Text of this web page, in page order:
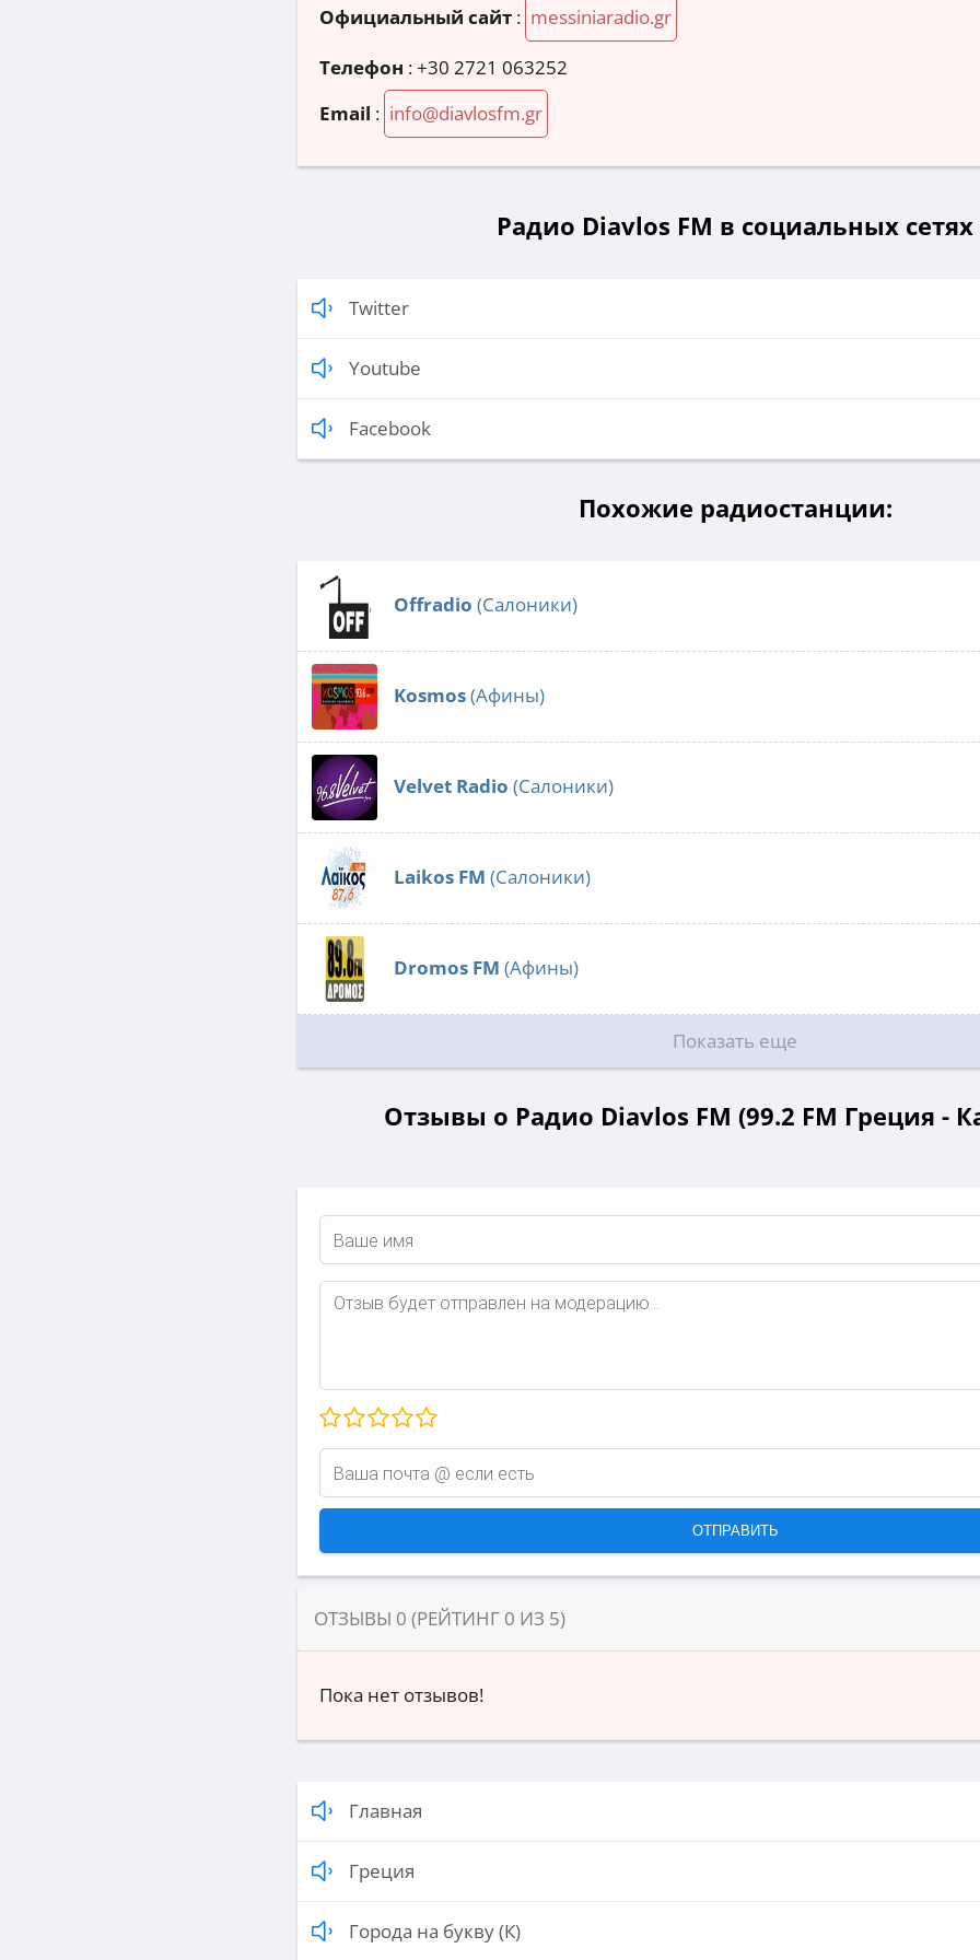
Официальный сайт : messiniaradio.gr
Телефон :+30 2721 063252
Email : info@diavlosfm.gr
Радио Diavlos FM в социальных сетях
Twitter
Youtube
Facebook
Похожие радиостанции:
Offradio (Салоники)
Kosmos(Афины)
Velvet Radio (Салоники)
Laikos FM (Салоники)
Dromos FM (Афины)
Показать еще
Отзывы о Радио Diavlos FM (99.2 FM Греция -
ОТЗЫВЫ 0 (РЕЙТИНГ 0 ИЗ 5)
Пока нет отзывов!
Главная
Греция
Города на букву (К)